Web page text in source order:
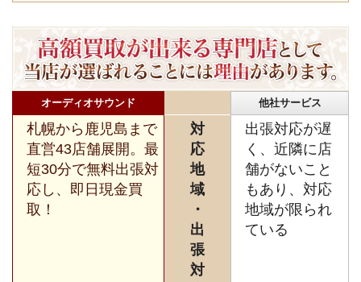
オーディオサウンド 他社サービス
札幌から鹿児島まで
直営43店舗展開。最
短30分で無料出張対
応し、即日現金買
取！
対
応
地
域
・
出
張
対
出張対応が遅
く、近隣に店
舗がないこと
もあり、対応
地域が限られ
ている